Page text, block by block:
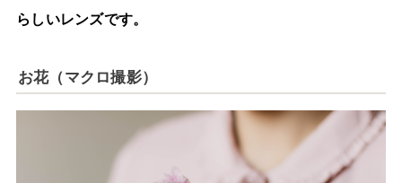
らしいレンズです。
お花（マクロ撮影）